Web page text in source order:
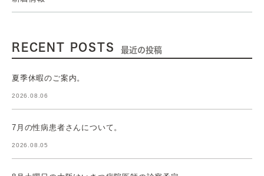
RECENT POSTS 最近の投稿
夏季休暇のご案内。
2026.08.06
7月の性病患者さんについて。
2026.08.05